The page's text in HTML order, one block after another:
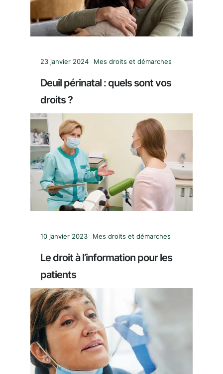
23 janvier 2024 Mes droits et démarches
Deuil périnatal : quels sont vos
droits ?
10 janvier 2023 Mes droits et démarches
Le droit à l’information pour les
patients